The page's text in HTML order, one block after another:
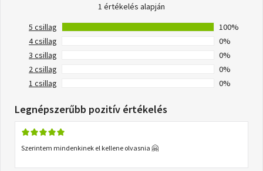
1 értékelés alapján
5 csillag
100%
4 csillag
0%
3 csillag
0%
2 csillag
0%
1 csillag
0%
Legnépszerűbb pozitív értékelés
Szerintem mindenkinek el kellene olvasnia 🤗